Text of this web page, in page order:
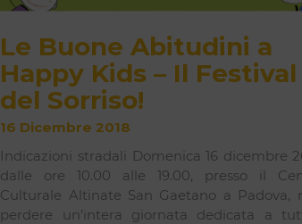
Le Buone Abitudini a
Happy Kids – Il Festival
del Sorriso!
16 Dicembre 2018
Indicazioni stradali Domenica 16 dicembre
dalle ore 10.00 alle 19.00, presso il
Culturale Altinate San Gaetano a Padova,
perdere un’intera giornata dedicata a